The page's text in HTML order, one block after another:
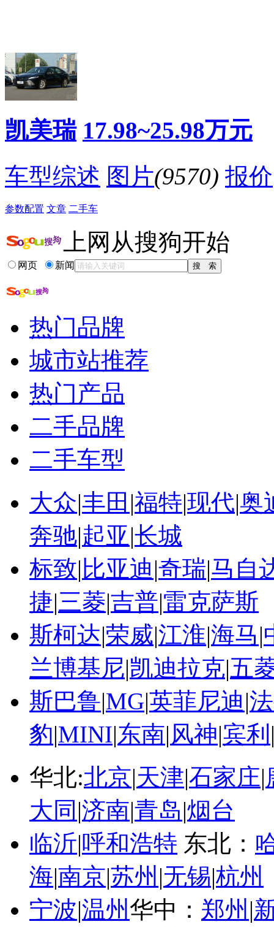
·凯美瑞国产十年 它与我父亲的羁绊
·[杭州]丰田凯美瑞降2.45万！送礼包
·若等少年心平气和，方懂凯美瑞之好
降价促销
凯美瑞 17.98~25.98万元
车型综述 图片(9570) 报价
参数配置 文章 二手车
上网从搜狗开始
网页 新闻
热门品牌
城市站推荐
热门产品
二手品牌
二手车型
大众|丰田 |福特|现代|奥
奔驰|起亚|长城
标致| 比亚迪|奇瑞|马自
捷|三菱|吉普|雷克萨斯
斯柯达|荣威|江淮|海马|
兰博基尼|凯迪拉克|五
斯巴鲁|MG|英菲尼迪|
豹|MINI|东南|风神|宾利
华北:北京|天津|石家庄|
大同 |济南|青岛|烟台
临沂|呼和浩特 东北：
海|南京|苏州 |无锡|杭州
宁波|温州华中： 郑州 |